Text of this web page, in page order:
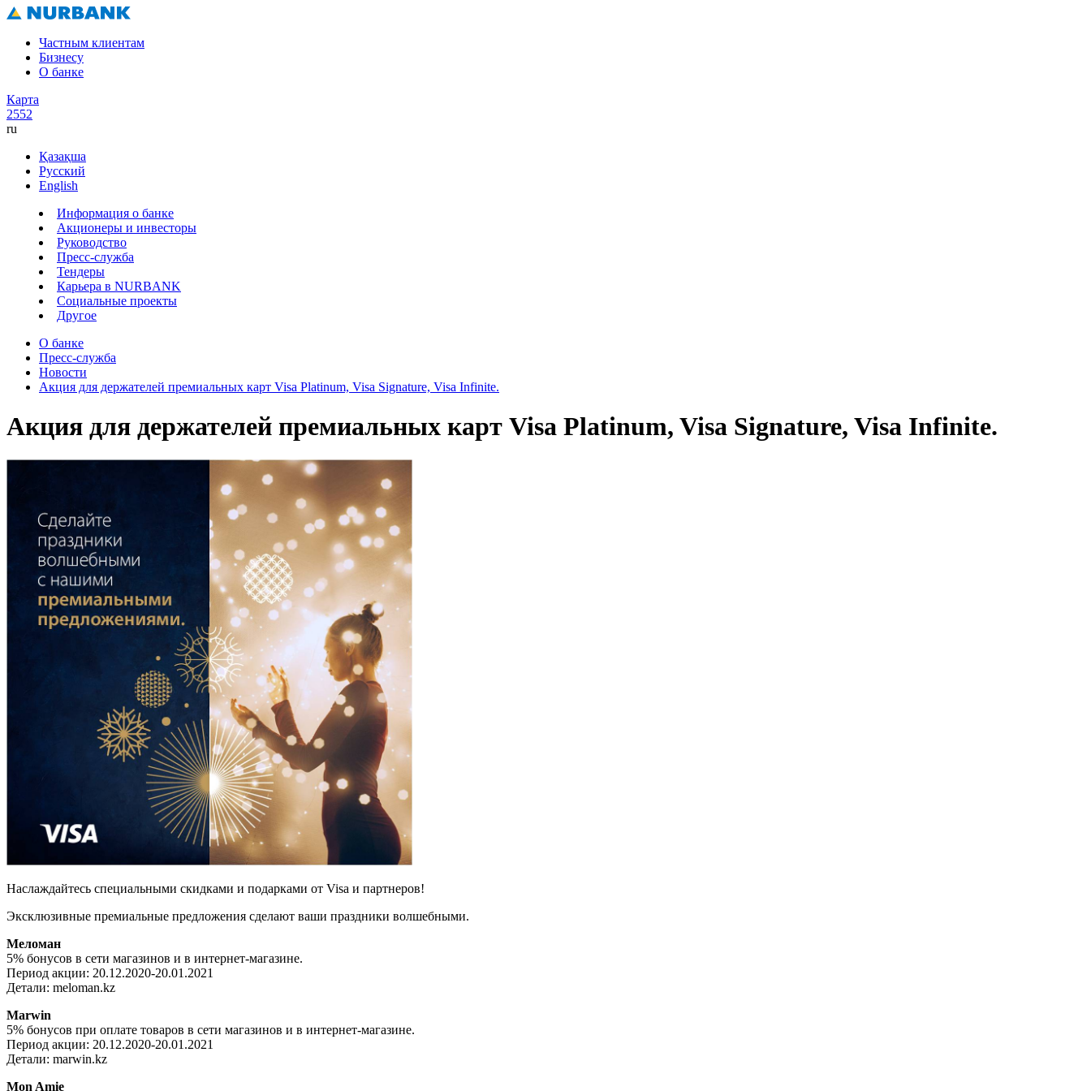
Частным клиентам
Бизнесу
О банке
Карта
2552
ru
Қазақша
Русский
English
Информация о банке
Акционеры и инвесторы
Руководство
Пресс-служба
Тендеры
Карьера в NURBANK
Социальные проекты
Другое
О банке
Пресс-служба
Новости
Акция для держателей премиальных карт Visa Platinum, Visa Signature, Visa Infinite.
Акция для держателей премиальных карт Visa Platinum, Visa Signature, Visa Infinite.
Наслаждайтесь специальными скидками и подарками от Visa и партнеров!
Эксклюзивные премиальные предложения сделают ваши праздники волшебными.
Меломан
5% бонусов в сети магазинов и в интернет-магазине.
Период акции: 20.12.2020-20.01.2021
Детали: meloman.kz
Marwin
5% бонусов при оплате товаров в сети магазинов и в интернет-магазине.
Период акции: 20.12.2020-20.01.2021
Детали: marwin.kz
Mon Amie